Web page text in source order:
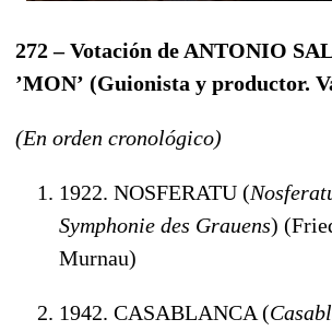
272 – Votación de ANTONIO
’MON’ (Guionista y productor.
(En orden cronológico)
1922. NOSFERATU (
Symphonie des Grauens)
Murnau)
1942. CASABLANCA (